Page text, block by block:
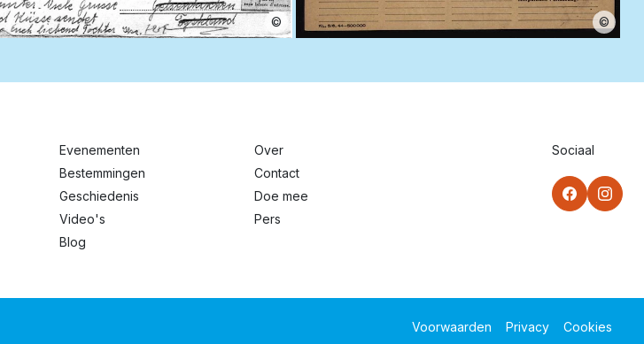
© ©
Evenementen
Bestemmingen
Geschiedenis
Video's
Blog
Over
Contact
Doe mee
Pers
Sociaal
Voorwaarden Privacy Cookies